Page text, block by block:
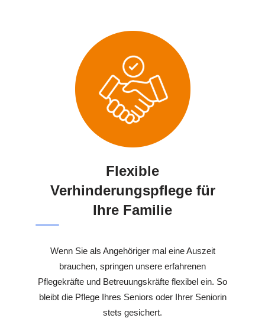
Flexible
Verhinderungspflege für
Ihre Familie
Wenn Sie als Angehöriger mal eine Auszeit
brauchen, springen unsere erfahrenen
Pflegekräfte und Betreuungskräfte flexibel ein. So
bleibt die Pflege Ihres Seniors oder Ihrer Seniorin
stets gesichert.